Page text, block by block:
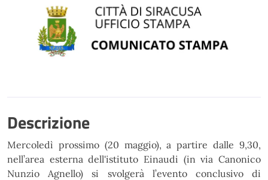
Descrizione
Mercoledì prossimo (20 maggio), a partire dalle 9,30,
nell’area esterna dell'istituto Einaudi (in viaCanonico
Nunzio
Agnello) si svolgerà l’evento conclusivo
di